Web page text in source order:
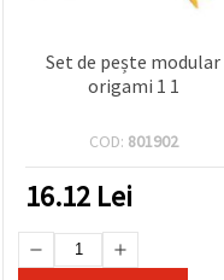
Set de pește modular
origami 1 1
COD: 801902
16.12 Lei